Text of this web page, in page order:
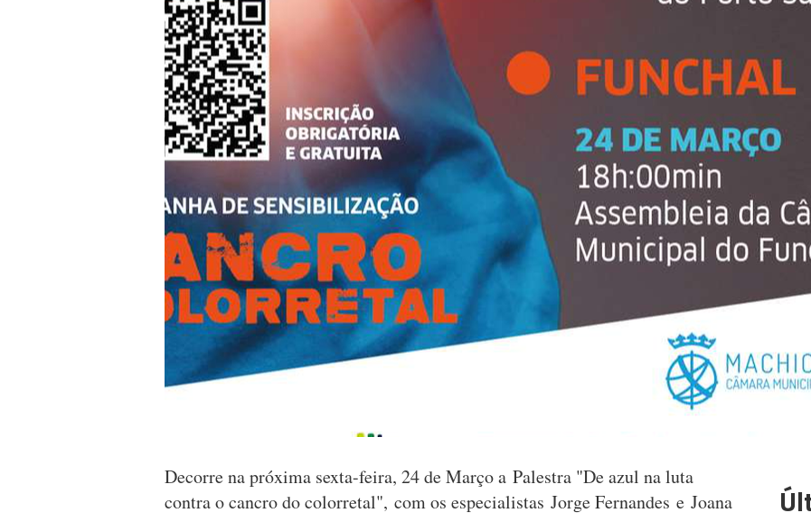
Decorre na próxima sexta-feira, 24 de Março a Palestra "De azul na luta
contra o cancro do colorretal", com os especialistas Jorge Fernandes e Joana